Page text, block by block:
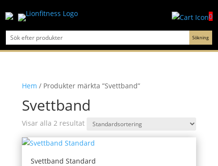
0
Hem / Produkter märkta ”Svettband”
Svettband
Visar alla 2 resultat
Svettband Standard